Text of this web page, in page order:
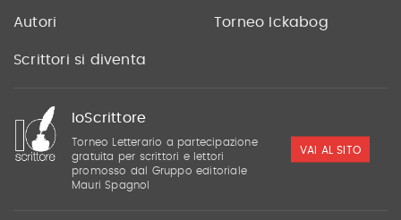
Autori Torneo Ickabog
Scrittori si diventa
IoScrittore
Torneo Letterario a partecipazione
gratuita per scrittori e lettori
promosso dal Gruppo editoriale
Mauri Spagnol
VAI AL SITO